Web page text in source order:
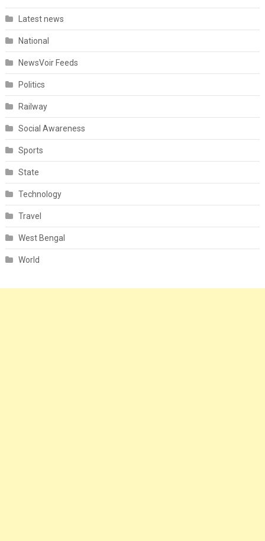
Latest news
National
NewsVoir Feeds
Politics
Railway
Social Awareness
Sports
State
Technology
Travel
West Bengal
World